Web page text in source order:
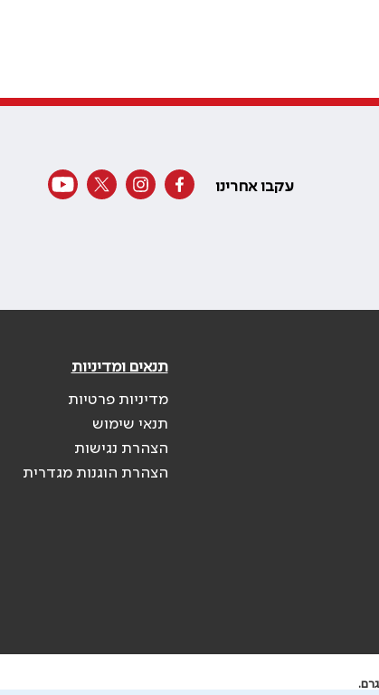
עקבו אחרינו
תנאים ומדיניות
מדיניות פרטיות
תנאי שימוש
הצהרת נגישות
הצהרת הוגנות מגדרית